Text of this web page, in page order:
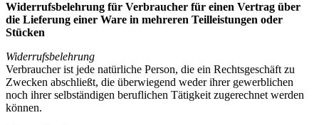
Widerrufsbelehrung für Verbraucher für einen Vertrag über
die Lieferung einer Ware in mehreren Teilleistungen oder
Stücken
Widerrufsbelehrung
Verbraucher ist jede natürliche Person, die ein Rechtsgeschäft zu
Zwecken abschließt, die überwiegend weder ihrer gewerblichen
noch ihrer selbständigen beruflichen Tätigkeit zugerechnet werden
können.